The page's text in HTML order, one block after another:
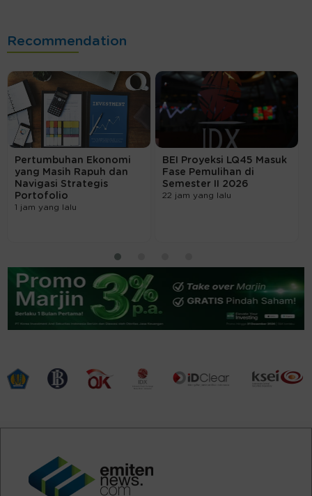
Recommendation
Pertumbuhan Ekonomi
yang Masih Rapuh dan
Navigasi Strategis
Portofolio
1 jam yang lalu
BEI Proyeksi LQ45 Masuk
Fase Pemulihan di
Semester II 2026
22 jam yang lalu